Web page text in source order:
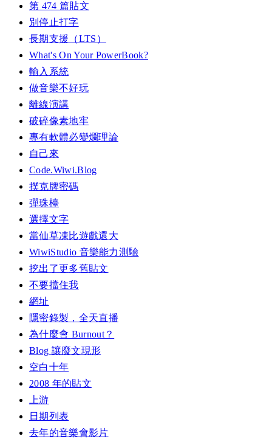
第 474 篇貼文
別停止打字
長期支援（LTS）
What's On Your PowerBook?
輸入系統
做音樂不好玩
離線演講
破碎像素地牢
專有軟體必變爛理論
自己來
Code.Wiwi.Blog
撲克牌密碼
彈珠檯
選擇文字
當仙草凍比遊戲還大
WiwiStudio 音樂能力測驗
挖出了更多舊貼文
不要擋住我
網址
隱密錄製，全天直播
為什麼會 Burnout？
Blog 讓廢文現形
空白十年
2008 年的貼文
上游
日期列表
去年的音樂會影片